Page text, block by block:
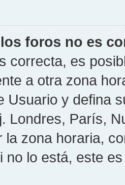
los foros no es
correcta, es
a otra zona
Usuario y defina
Londres, París,
la zona horaria,
no lo está, este